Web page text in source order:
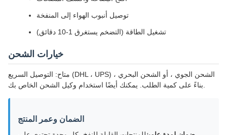
توصيل أنبوب الهواء إلى المنفخة
تشغيل الطاقة (التضخم يستغرق 1-10 دقائق)
خيارات الشحن
متاح: التوصيل السريع (DHL ، UPS) ، الشحن الجوي ، أو الشحن البحري
الضمان وعمر المنتج